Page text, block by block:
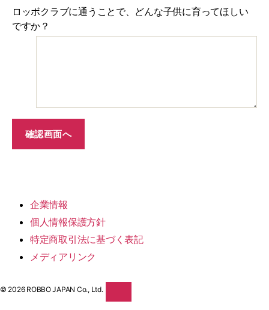
ロッボクラブに通うことで、どんな子供に育ってほしい
ですか？
企業情報
個人情報保護方針
特定商取引法に基づく表記
メディアリンク
© 2026 ROBBO JAPAN Co., Ltd.